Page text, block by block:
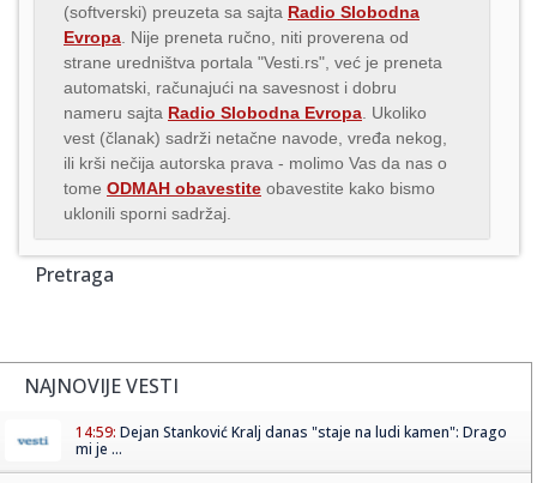
(softverski) preuzeta sa sajta Radio Slobodna
Evropa . Nije preneta ručno, niti proverena od
strane uredništva portala "Vesti.rs", već je preneta
automatski, računajući na savesnost i dobru
nameru sajta Radio Slobodna Evropa . Ukoliko
vest (članak) sadrži netačne navode, vređa nekog,
ili krši nečija autorska prava - molimo Vas da nas o
tome ODMAH obavestite obavestite kako bismo
uklonili sporni sadržaj.
Pretraga
NAJNOVIJE VESTI
14:59: Dejan Stanković Kralj danas "staje na ludi kamen": Drago
mi je ...